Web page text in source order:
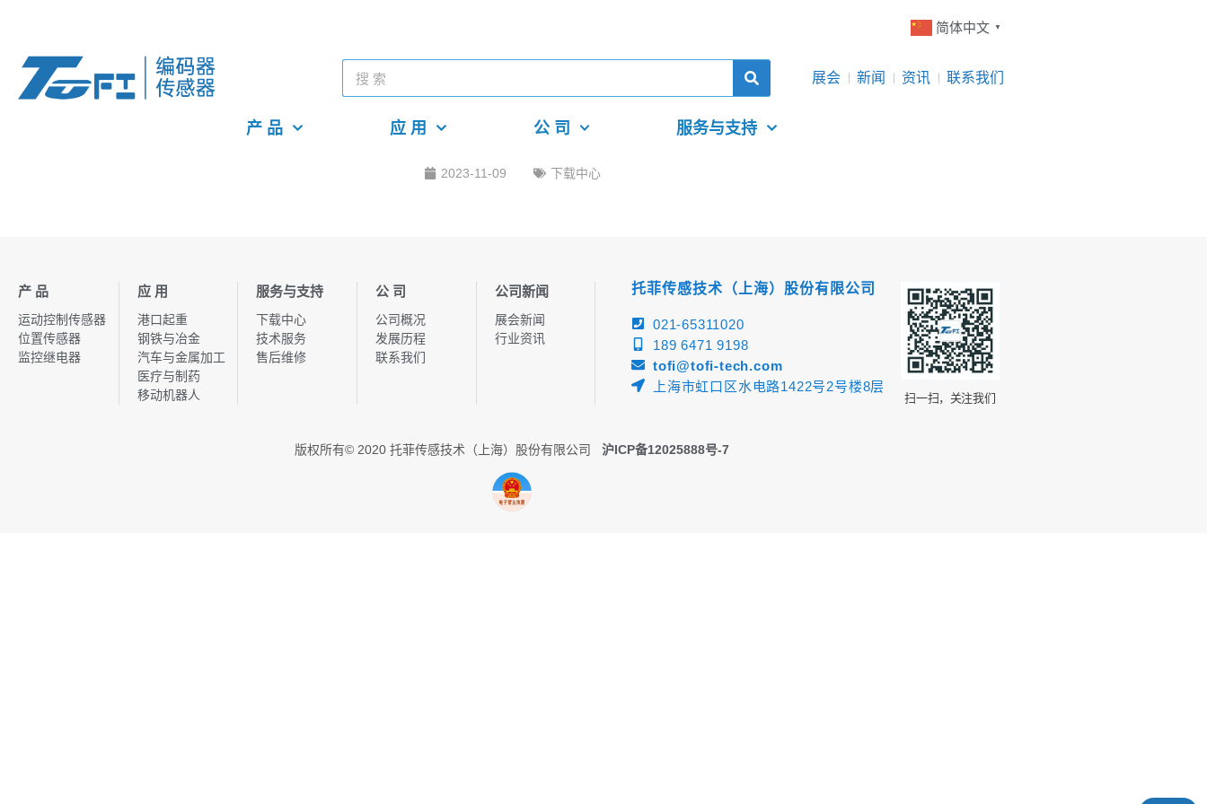
简体中文 ▼
展会 新闻 资讯 联系我们
产 品 应 用 公 司 服务与支持
2023-11-09 下载中心
产 品
运动控制传感器
位置传感器
监控继电器
应 用
港口起重
钢铁与冶金
汽车与金属加工
医疗与制药
移动机器人
服务与支持
下载中心
技术服务
售后维修
公 司
公司概况
发展历程
联系我们
公司新闻
展会新闻
行业资讯
托菲传感技术（上海）股份有限公司
021-65311020
189 6471 9198
tofi@tofi-tech.com
上海市虹口区水电路1422号2号楼8层
扫一扫，关注我们
版权所有© 2020 托菲传感技术（上海）股份有限公司 沪ICP备12025888号-7